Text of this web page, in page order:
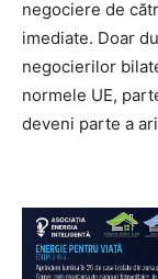
negociere de
imediate. Doar
negocierilor
normele UE,
deveni parte a